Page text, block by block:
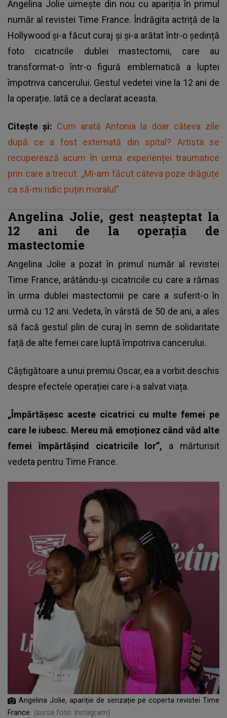
Angelina Jolie uimește din nou cu apariția în primul
număr al revistei Time France. Îndrăgita actriță de la
Hollywood și-a făcut curaj și și-a arătat într-o ședință
foto cicatricile dublei mastectomii, care au
transformat-o într-o figură emblematică a luptei
împotriva cancerului. Gestul vedetei vine la 12 ani de
la operație. Iată ce a declarat aceasta.
Citește și: Cum arată Antonia la doar câteva zile
după ce a fost externată din spital? Artista se
recuperează acum în urma experienței traumatice
prin care a trecut: „Mi-am făcut câteva poze drăguțe
ca să-mi ridic puțin moralul”
Angelina Jolie, gest neașteptat la
12 ani de la operația de
mastectomie
Angelina Jolie a pozat în primul număr al revistei
Time France, arătându-și cicatricile cu care a rămas
în urma dublei mastectomii pe care a suferit-o în
urmă cu 12 ani. Vedeta, în vârstă de 50 de ani, a ales
să facă gestul plin de curaj în semn de solidaritate
față de alte femei care luptă împotriva cancerului.
Câștigătoare a unui premiu Oscar, ea a vorbit deschis
despre efectele operației care i-a salvat viața.
„Împărtăşesc aceste cicatrici cu multe femei pe
care le iubesc. Mereu mă emoționez când văd alte
femei împărtăşind cicatricile lor”, a mărturisit
vedeta pentru Time France.
Angelina Jolie, apariție de senzație pe coperta revistei Time
France
(sursa foto: Instagram)